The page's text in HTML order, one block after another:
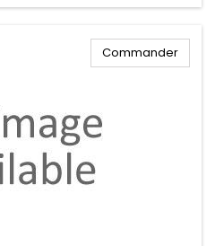
Commander